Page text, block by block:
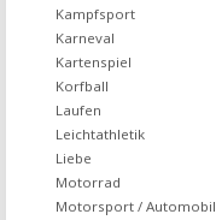
Kampfsport
Karneval
Kartenspiel
Korfball
Laufen
Leichtathletik
Liebe
Motorrad
Motorsport / Automobil